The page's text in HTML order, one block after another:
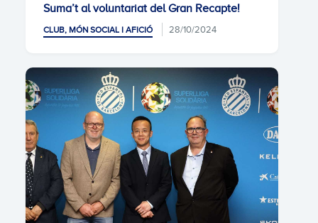
Suma’t al voluntariat del Gran Recapte!
CLUB, MÓN SOCIAL I AFICIÓ 28/10/2024